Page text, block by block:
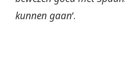
kunnen gaan‘.